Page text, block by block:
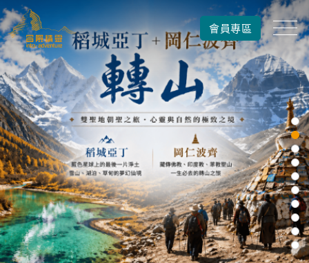
會員專區
國外旅遊 國內旅遊
旅遊區域 目的地
出發期間